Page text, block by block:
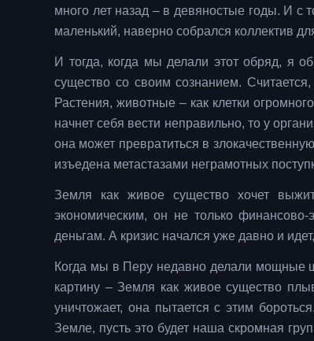
много лет назад – в девяностые годы. И с
маленький, наверно собрался коллектив
И тогда, когда мы делали этот обряд, я
существо со своим сознанием.
Растения, животные – как клетки
начнет себя вести неправильно, то у
она может превратиться в
изъедена метастазами неграмотных
Земля как живое существо хочет
экономическим, он не только
деньгам. А кризис начался уже давно и
Когда мы в Перу недавно делали мощные
картину – Земля как живое существо
уничтожает, она пытается с этим
Земле, пусть это будет наша скромная